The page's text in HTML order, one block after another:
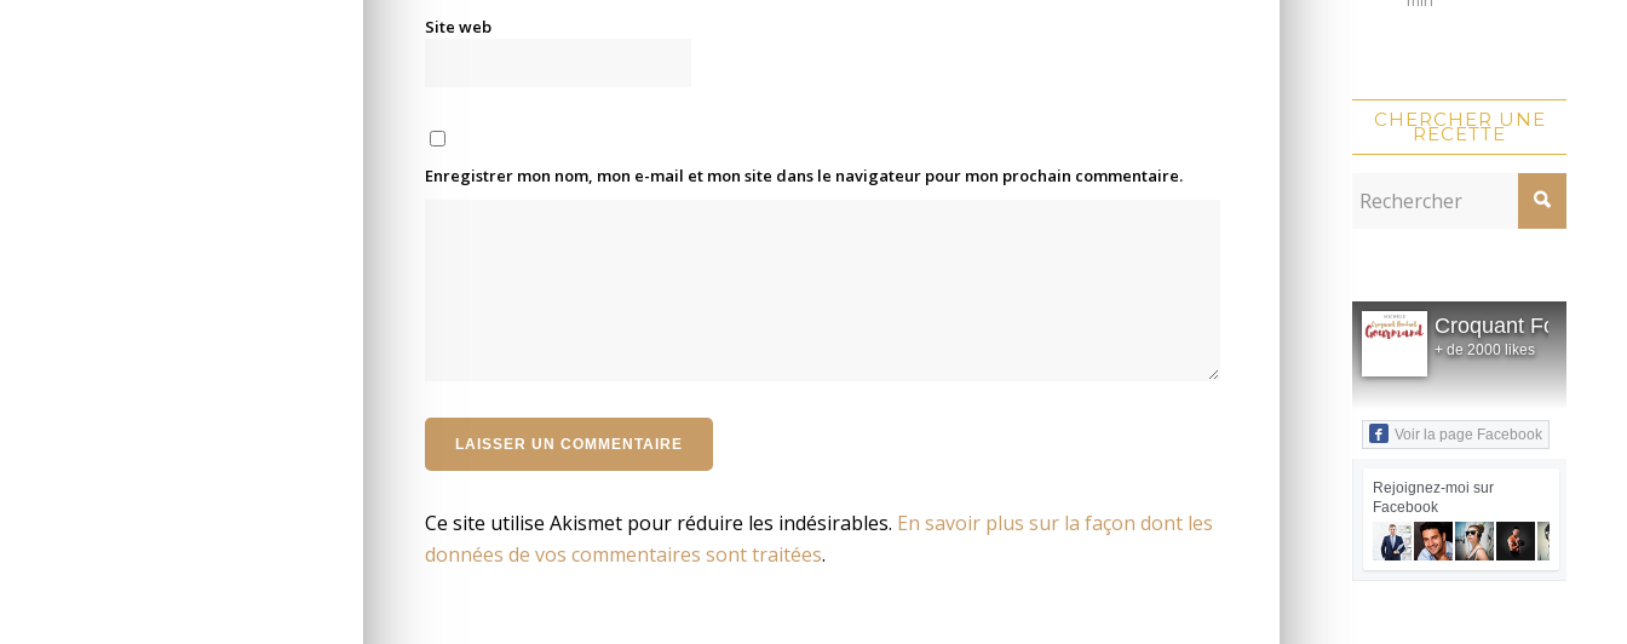
Site web
Enregistrer mon nom, mon e-mail et mon site dans le navigateur pour mon prochain commentaire.
Ce site utilise Akismet pour réduire les indésirables. En savoir plus sur la façon dont les
données de vos commentaires sont traitées.
CHERCHER UNE
RECETTE
Croquant Fondant
+ de 2000 likes
Voir la page Facebook
Rejoignez-moi sur
Facebook